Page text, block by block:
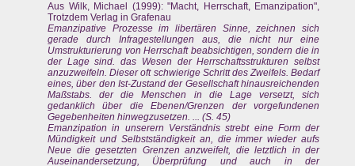
Aus Wilk, Michael (1999): "Macht, Herrschaft, Emanzipation",
Trotzdem Verlag in Grafenau
Emanzipative Prozesse im libertären Sinne, zeichnen sich
gerade durch Infragestellungen aus, die nicht nur eine
Umstrukturierung von Herrschaft beabsichtigen, sondern die in
der Lage sind. das Wesen der Herrschaftsstrukturen selbst
anzuzweifeln. Dieser oft schwierige Schritt des Zweifels. Bedarf
eines, über den Ist-Zustand der Gesellschaft hinausreichenden
Maßstabs. der die Menschen in die Lage versetzt, sich
gedanklich über die Ebenen/Grenzen der vorgefundenen
Gegebenheiten hinwegzusetzen. ... (S. 45)
Emanzipation in unserern Verständnis strebt eine Form der
Mündigkeit und Selbstständigkeit an, die immer wieder aufs
Neue die gesetzten Grenzen anzweifelt, die letztlich in der
Auseinandersetzung, Überprüfung und auch in der